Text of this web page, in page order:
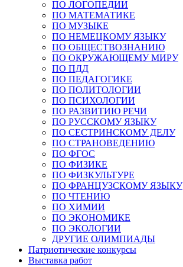
ПО ЛОГОПЕДИИ
ПО МАТЕМАТИКЕ
ПО МУЗЫКЕ
ПО НЕМЕЦКОМУ ЯЗЫКУ
ПО ОБЩЕСТВОЗНАНИЮ
ПО ОКРУЖАЮЩЕМУ МИРУ
ПО ПДД
ПО ПЕДАГОГИКЕ
ПО ПОЛИТОЛОГИИ
ПО ПСИХОЛОГИИ
ПО РАЗВИТИЮ РЕЧИ
ПО РУССКОМУ ЯЗЫКУ
ПО СЕСТРИНСКОМУ ДЕЛУ
ПО СТРАНОВЕДЕНИЮ
ПО ФГОС
ПО ФИЗИКЕ
ПО ФИЗКУЛЬТУРЕ
ПО ФРАНЦУЗСКОМУ ЯЗЫКУ
ПО ЧТЕНИЮ
ПО ХИМИИ
ПО ЭКОНОМИКЕ
ПО ЭКОЛОГИИ
ДРУГИЕ ОЛИМПИАДЫ
Патриотические конкурсы
Выставка работ